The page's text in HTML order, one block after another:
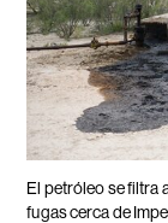
El petróleo se filtra
fugas cerca de